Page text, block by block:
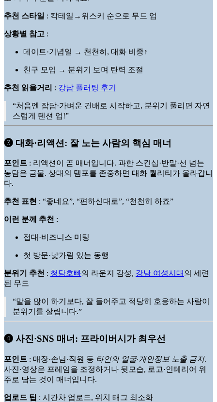
추천 스타일 : 칵테일→위스키 순으로 무드 업
상황별 참고 :
데이트·기념일 → 천천히, 대화 비중↑
친구 모임 → 분위기 보며 탄력 조절
추천 읽을거리 : 강남 플러팅 후기
“처음엔 잡담·가벼운 건배로 시작하고, 분위기 풀리면 자연
스럽게 텐션 업!”
➌ 대화·리액션: 잘 노는 사람의 핵심 매너
포인트 : 리액션이 곧 매너입니다. 과한 스킨십·반말·선 넘는
농담은 금물. 상대의 템포를 존중하면 대화 퀄리티가 올라갑니
다.
추천 표현 : “좋네요”, “편하신대로”, “천천히 하죠”
이런 분께 추천 :
접대·비즈니스 미팅
첫 방문·낯가림 있는 동행
분위기 추천 : 청담호빠의 라운지 감성, 강남 여성시대 의 세련
된 무드
“말을 많이 하기보다, 잘 들어주고 적당히 호응하는 사람이
분위기를 살립니다.”
➍ 사진·SNS 매너: 프라이버시가 최우선
포인트 : 매장·손님·직원 등 타인의 얼굴·개인정보 노출 금지.
사진·영상은 프레임을 조정하거나 뒷모습, 로고·인테리어 위
주로 담는 것이 매너입니다.
업로드 팁 : 시간차 업로드, 위치 태그 최소화